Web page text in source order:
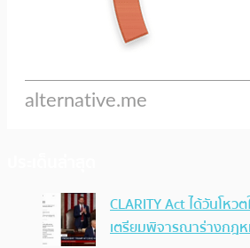
CLARITY Act ได้วันโห
เตรียมพิจารณาร่างกฎ